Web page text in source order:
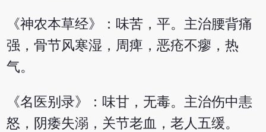
《神农本草经》：味苦，平。主治腰背痛
强，骨节风寒湿，周痺，恶疮不瘳，热
气。
《名医别录》：味甘，无毒。主治伤中恚
怒，阴痿失溺，关节老血，老人五缓。